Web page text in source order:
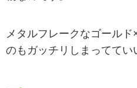
メタルフレークなゴール
のもガッチリしまっててい